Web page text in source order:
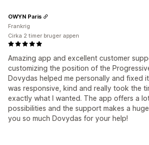
Amazing app and excellent customer
customizing the position of the
Dovydas helped me personally and fixed
was responsive, kind and really took the
exactly what I wanted. The app offers a
possibilities and the support makes a
you so much Dovydas for your help!
OWYN Paris
Frankrig
Cirka 2 timer bruger appen